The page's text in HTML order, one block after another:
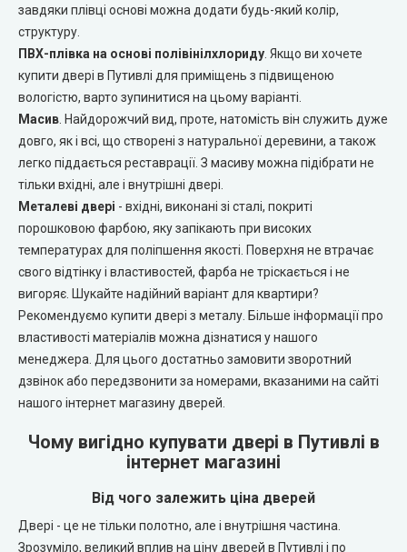
KFD (КФД)
GRAND (Гранд)
LUXDOORS (ЛюксДорс)
Portalino Doors (Порталіно)
CITY (Сіті фарбовані двері)
Free Style doors (Фрі Стайл під фарбування)
Контур
Danapris Doors (Данапріс Дорс)
DRUID (Друід)
City Line
завдяки плівці основі можна додати будь-який колір,
структуру.
ПВХ-плівка на основі полівінілхлориду . Якщо ви хочете
купити двері в Путивлі для приміщень з підвищеною
вологістю, варто зупинитися на цьому варіанті.
Масив . Найдорожчий вид, проте, натомість він служить дуже
довго, як і всі, що створені з натуральної деревини, а також
легко піддається реставрації. З масиву можна підібрати не
тільки вхідні, але і внутрішні двері.
Металеві двері - вхідні, виконані зі сталі, покриті
порошковою фарбою, яку запікають при високих
температурах для поліпшення якості. Поверхня не втрачає
свого відтінку і властивостей, фарба не тріскається і не
вигоряє. Шукайте надійний варіант для квартири?
Рекомендуємо купити двері з металу. Більше інформації про
властивості матеріалів можна дізнатися у нашого
менеджера. Для цього достатньо замовити зворотний
дзвінок або передзвонити за номерами, вказаними на сайті
нашого інтернет магазину дверей.
Чому вигідно купувати двері в Путивлі в
інтернет магазині
Від чого залежить ціна дверей
Двері - це не тільки полотно, але і внутрішня частина.
Зрозуміло, великий вплив на ціну дверей в Путивлі і по